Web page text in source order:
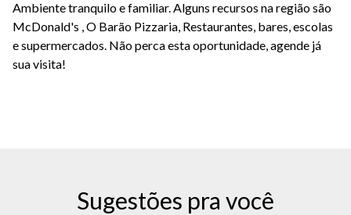
Ambiente tranquilo e familiar. Alguns recursos na região são
McDonald's , O Barão Pizzaria, Restaurantes, bares, escolas
e supermercados. Não perca esta oportunidade, agende já
sua visita!
Sugestões pra você